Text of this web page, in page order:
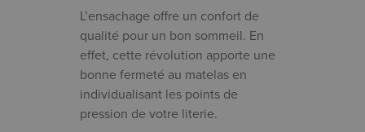
L’ensachage offre un confort de
qualité pour un bon sommeil. En
effet, cette révolution apporte une
bonne fermeté au matelas en
individualisant les points de
pression de votre literie.